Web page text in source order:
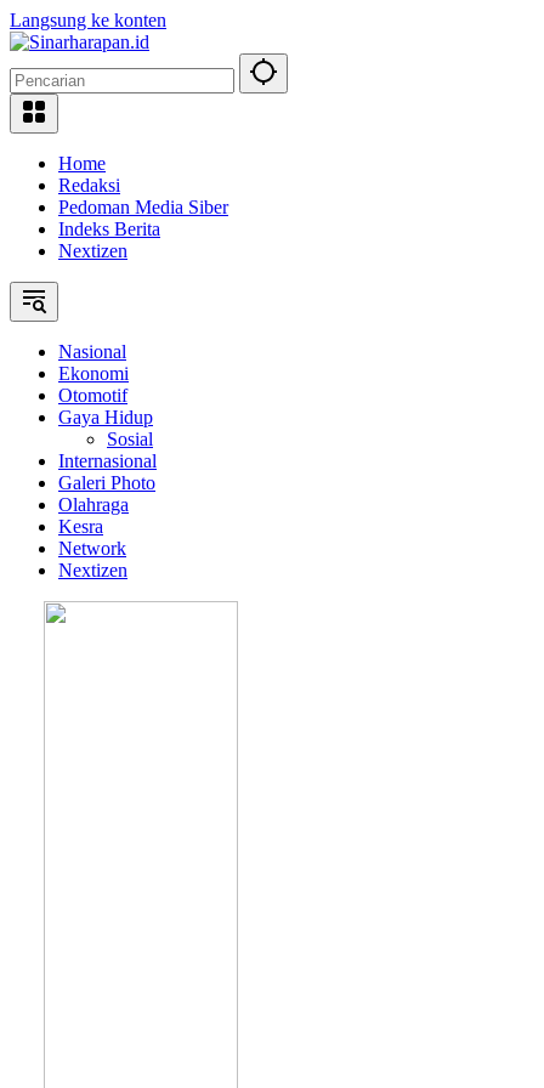
Langsung ke konten
Home
Redaksi
Pedoman Media Siber
Indeks Berita
Nextizen
Nasional
Ekonomi
Otomotif
Gaya Hidup
Sosial
Internasional
Galeri Photo
Olahraga
Kesra
Network
Nextizen